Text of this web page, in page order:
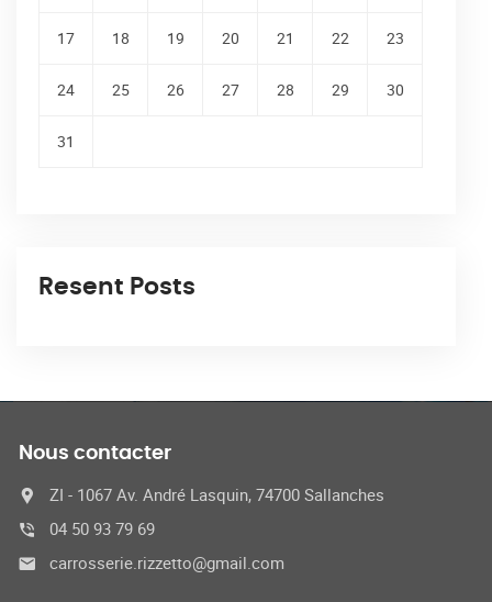
17 18 19 20 21 22 23
24 25 26 27 28 29 30
31
Resent Posts
Nous contacter
ZI - 1067 Av. André Lasquin, 74700 Sallanches
04 50 93 79 69
carrosserie.rizzetto@gmail.com